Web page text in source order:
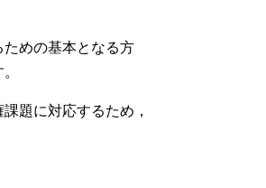
めの基本となる方
題に対応するため，